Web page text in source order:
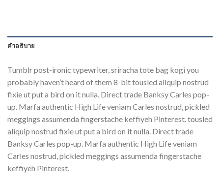
คำอธิบาย
Tumblr post-ironic typewriter, sriracha tote bag kogi you
probably haven’t heard of them 8-bit tousled aliquip nostrud
fixie ut put a bird on it nulla. Direct trade Banksy Carles pop-
up. Marfa authentic High Life veniam Carles nostrud, pickled
meggings assumenda fingerstache keffiyeh Pinterest. tousled
aliquip nostrud fixie ut put a bird on it nulla. Direct trade
Banksy Carles pop-up. Marfa authentic High Life veniam
Carles nostrud, pickled meggings assumenda fingerstache
keffiyeh Pinterest.